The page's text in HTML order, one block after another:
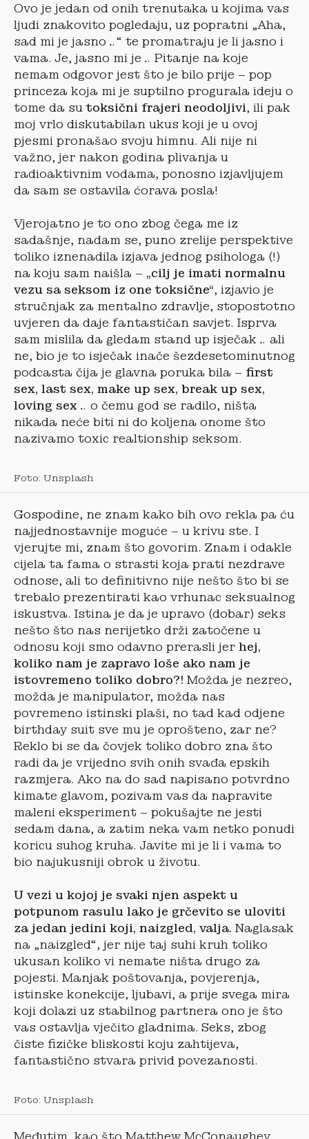
Ovo je jedan od onih trenutaka u kojima vas
ljudi znakovito pogledaju, uz popratni „Aha,
sad mi je jasno…“ te promatraju je li jasno i
vama. Je, jasno mi je… Pitanje na koje
nemam odgovor jest što je bilo prije – pop
princeza koja mi je suptilno progurala ideju o
tome da sutoksični frajeri neodoljivi, ili pak
moj vrlo diskutabilan ukus koji je u ovoj
pjesmi pronašao svoju himnu. Ali nije ni
važno, jer nakon godina plivanja u
radioaktivnim vodama, ponosno izjavljujem
da sam se ostavila ćorava posla!
Vjerojatno je to ono zbog čega me iz
sadašnje, nadam se, puno zrelije perspektive
toliko iznenadila izjava jednog psihologa (!)
na koju sam naišla – „cilj je imati normalnu
vezu sa seksom iz one toksične“, izjavio je
stručnjak za mentalno zdravlje, stopostotno
uvjeren da daje fantastičan savjet. Isprva
sam mislila da gledam stand up isječak… ali
ne, bio je to isječak inače šezdesetominutnog
podcasta čija je glavna poruka bila – first
sex, last sex, make up sex, break up sex,
loving sex … o čemu god se radilo, ništa
nikada neće biti ni do koljena onome što
nazivamo toxic realtionship seksom.
Foto: Unsplash
Gospodine, ne znam kako bih ovo rekla pa ću
najjednostavnije moguće – u krivu ste. I
vjerujte mi, znam što govorim. Znam i odakle
cijela ta fama o strasti koja prati nezdrave
odnose, ali to definitivno nije nešto što bi se
trebalo prezentirati kao vrhunac seksualnog
iskustva. Istina je da je upravo (dobar) seks
nešto što nas nerijetko drži zatočene u
odnosu koji smo odavno prerasli jer hej,
koliko nam je zapravo loše ako nam je
istovremeno toliko dobro?! Možda je nezreo,
možda je manipulator, možda nas
povremeno istinski plaši, no tad kad odjene
birthday suit sve mu je oprošteno, zar ne?
Reklo bi se da čovjek toliko dobro zna što
radi da je vrijedno svih onih svađa epskih
razmjera. Ako na do sad napisano potvrdno
kimate glavom, pozivam vas da napravite
maleni eksperiment – pokušajte ne jesti
sedam dana, a zatim neka vam netko ponudi
koricu suhog kruha. Javite mi je li i vama to
bio najukusniji obrok u životu.
U vezi u kojoj je svaki njen aspekt u
potpunom rasulu lako je grčevito se uloviti
za jedan jedini koji, naizgled, valja. Naglasak
na „naizgled“, jer nije taj suhi kruh toliko
ukusan koliko vi nemate ništa drugo za
pojesti. Manjak poštovanja, povjerenja,
istinske konekcije, ljubavi, a prije svega mira
koji dolazi uz stabilnog partnera ono je što
vas ostavlja vječito gladnima. Seks, zbog
čiste fizičke bliskosti koju zahtijeva,
fantastično stvara privid povezanosti.
Foto: Unsplash